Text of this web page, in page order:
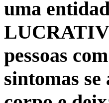
uma
pessoas
sintomas